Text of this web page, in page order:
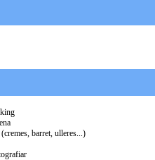
barret, ulleres...)